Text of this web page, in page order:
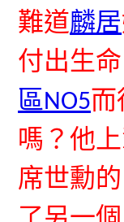
難道麟居
付出生命
區NO5而
嗎？他
席世勳